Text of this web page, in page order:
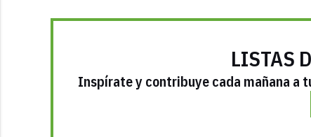
LISTAS
Inspírate y contribuye cada mañana a